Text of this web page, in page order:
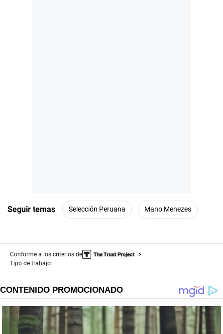
Seguir temas Selección Peruana Mano Menezes
Conforme a los criterios de
Tipo de trabajo: